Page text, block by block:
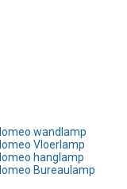
wandlamp
Vloerlamp
hanglamp
Bureaulamp